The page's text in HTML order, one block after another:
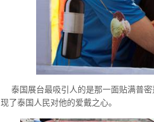
泰国展台最吸引人的是那一面贴满普密
现了泰国人民对他的爱戴之心。